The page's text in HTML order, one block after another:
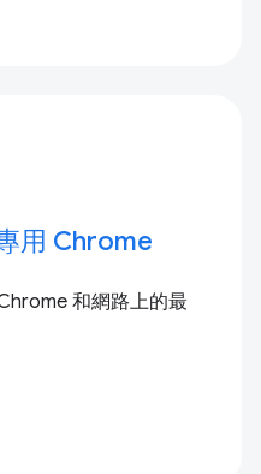
用 Chrome
和網路上的最